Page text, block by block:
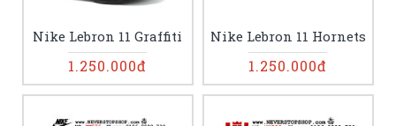
Nike Lebron 11 Graffiti
1.250.000đ
Nike Lebron 11 Hornets
1.250.000đ